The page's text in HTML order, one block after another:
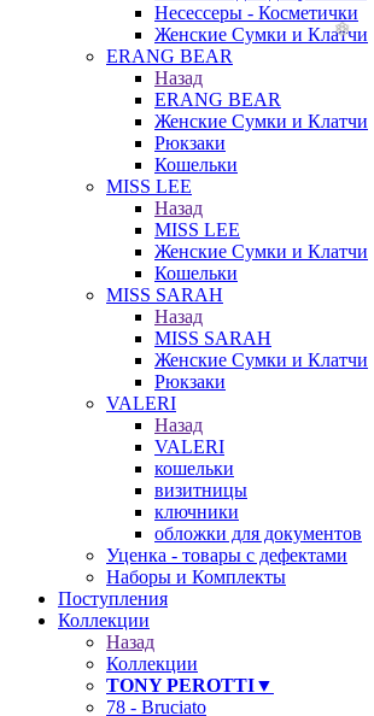
Несессеры - Косметички
Женские Сумки и Клатчи
ERANG BEAR
Назад
ERANG BEAR
Женские Сумки и Клатчи
Рюкзаки
Кошельки
MISS LEE
Назад
MISS LEE
Женские Сумки и Клатчи
Кошельки
MISS SARAH
Назад
MISS SARAH
Женские Сумки и Клатчи
Рюкзаки
VALERI
Назад
VALERI
кошельки
визитницы
ключники
обложки для документов
Уценка - товары с дефектами
Наборы и Комплекты
Поступления
Коллекции
Назад
Коллекции
TONY PEROTTI▼
78 - Bruciato